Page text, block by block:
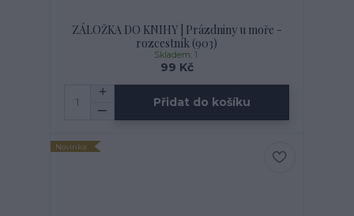
ZÁLOŽKA DO KNIHY | Prázdniny u moře -
rozcestník (903)
99 Kč
Skladem: 1
Přidat do košíku
Novinka